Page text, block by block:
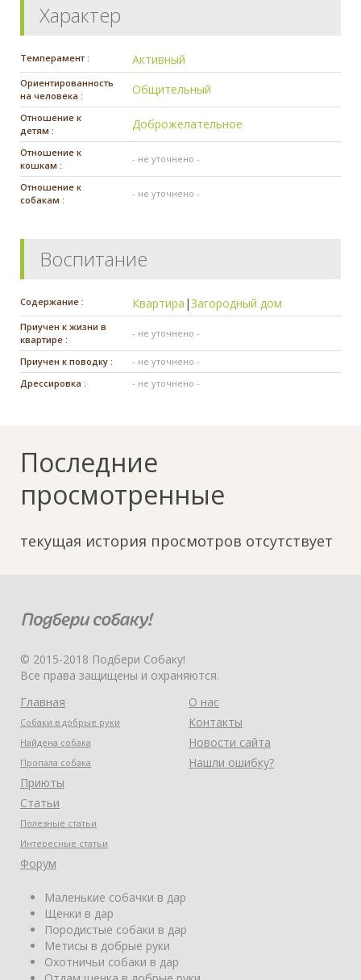
Характер
Темперамент : Активный
Ориентированность
на человека :
Общительный
Отношение к
детям :
Доброжелательное
Отношение к
кошкам :
- не уточнено -
Отношение к
собакам :
- не уточнено -
Воспитание
Содержание : Квартира |Загородный дом
Приучен к жизни в
квартире :
- не уточнено -
Приучен к поводку :
- не уточнено -
Дрессировка :
- не уточнено -
Последние
просмотренные
текущая история просмотров отсутствует
© 2015-2018 Подбери Собаку!
Все права защищены и охраняются.
Главная
Собаки в добрые руки
Найдена собака
Пропала собака
Приюты
Статьи
Полезные статьи
Интересные статьи
Форум
О нас
Контакты
Новости сайта
Нашли ошибку?
Маленькие собачки в дар
Щенки в дар
Породистые собаки в дар
Метисы в добрые руки
Охотничьи собаки в дар